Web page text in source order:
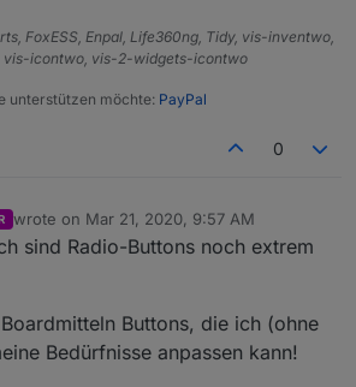
FoxESS, Enpal, Life360ng, Tidy, vis-inventwo,
icontwo, vis-2-widgets-icontwo
unterstützen möchte: PayPal
0
wrote on Mar 21, 2020, 9:57 AM
last edited by
sind Radio-Buttons noch extrem
Buttons, die ich (ohne
Bedürfnisse anpassen kann!